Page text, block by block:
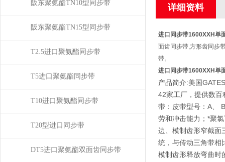
阪东聚氨酯TN10型同步带
阪东聚氨酯TN15型同步带
T2.5进口聚氨酯同步带
T5进口聚氨酯同步带
T10进口聚氨酯同步带
T20型进口同步带
DT5进口聚氨酯双面齿同步带
详细资料
进口同步带1600XXH单
面齿同步带,方形齿同步
带。
进口同步带1600XXH单
产品简介:美国
42家工厂，提供数
带：皮带型号：A、
劳和冲击能力；*聚
边、模制齿形窄截面
统，与传动三角带相
模制齿形释放弯曲时